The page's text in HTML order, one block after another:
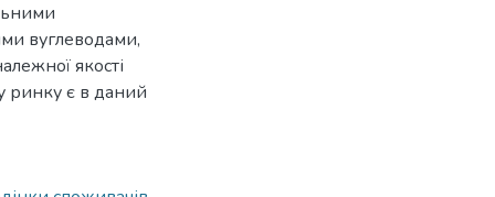
вуглеводами,
якості
ринку є в даний